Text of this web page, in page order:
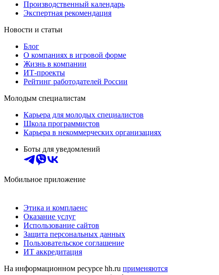
Производственный календарь
Экспертная рекомендация
Новости и статьи
Блог
О компаниях в игровой форме
Жизнь в компании
ИТ-проекты
Рейтинг работодателей России
Молодым специалистам
Карьера для молодых специалистов
Школа программистов
Карьера в некоммерческих организациях
Боты для уведомлений
Мобильное приложение
Этика и комплаенс
Оказание услуг
Использование сайтов
Защита персональных данных
Пользовательское соглашение
ИТ аккредитация
На информационном ресурсе hh.ru применяются